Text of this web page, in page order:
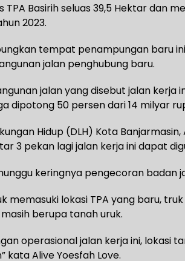
TPA Basirih seluas 39,5 Hektar dan
2023.
tempat penampungan baru
jalan penghubung baru.
jalan yang disebut jalan kerja
dipotong 50 persen dari 14 milyar
Hidup (DLH) Kota Banjarmasin,
3 pekan lagi jalan kerja ini dapat
keringnya pengecoran badan
memasuki lokasi TPA yang baru,
berupa tanah uruk.
operasional jalan kerja ini, lokasi
kata Alive Yoesfah Love.